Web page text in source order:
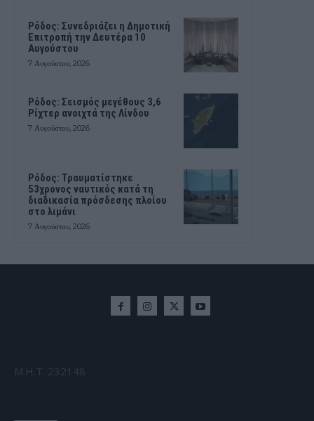
Ρόδος: Συνεδριάζει η Δημοτική
Επιτροπή την Δευτέρα 10
Αυγούστου
7 Αυγούστου, 2026
Ρόδος: Σεισμός μεγέθους 3,6
Ρίχτερ ανοιχτά της Λίνδου
7 Αυγούστου, 2026
Ρόδος: Τραυματίστηκε
53χρονος ναυτικός κατά τη
διαδικασία πρόσδεσης πλοίου
στο λιμάνι
7 Αυγούστου, 2026
Μ.Η.Τ. 232148